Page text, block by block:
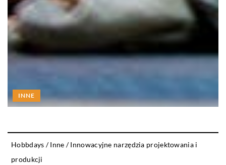
INNE
Hobbdays /Inne /Innowacyjne narzędzia projektowania i
produkcji